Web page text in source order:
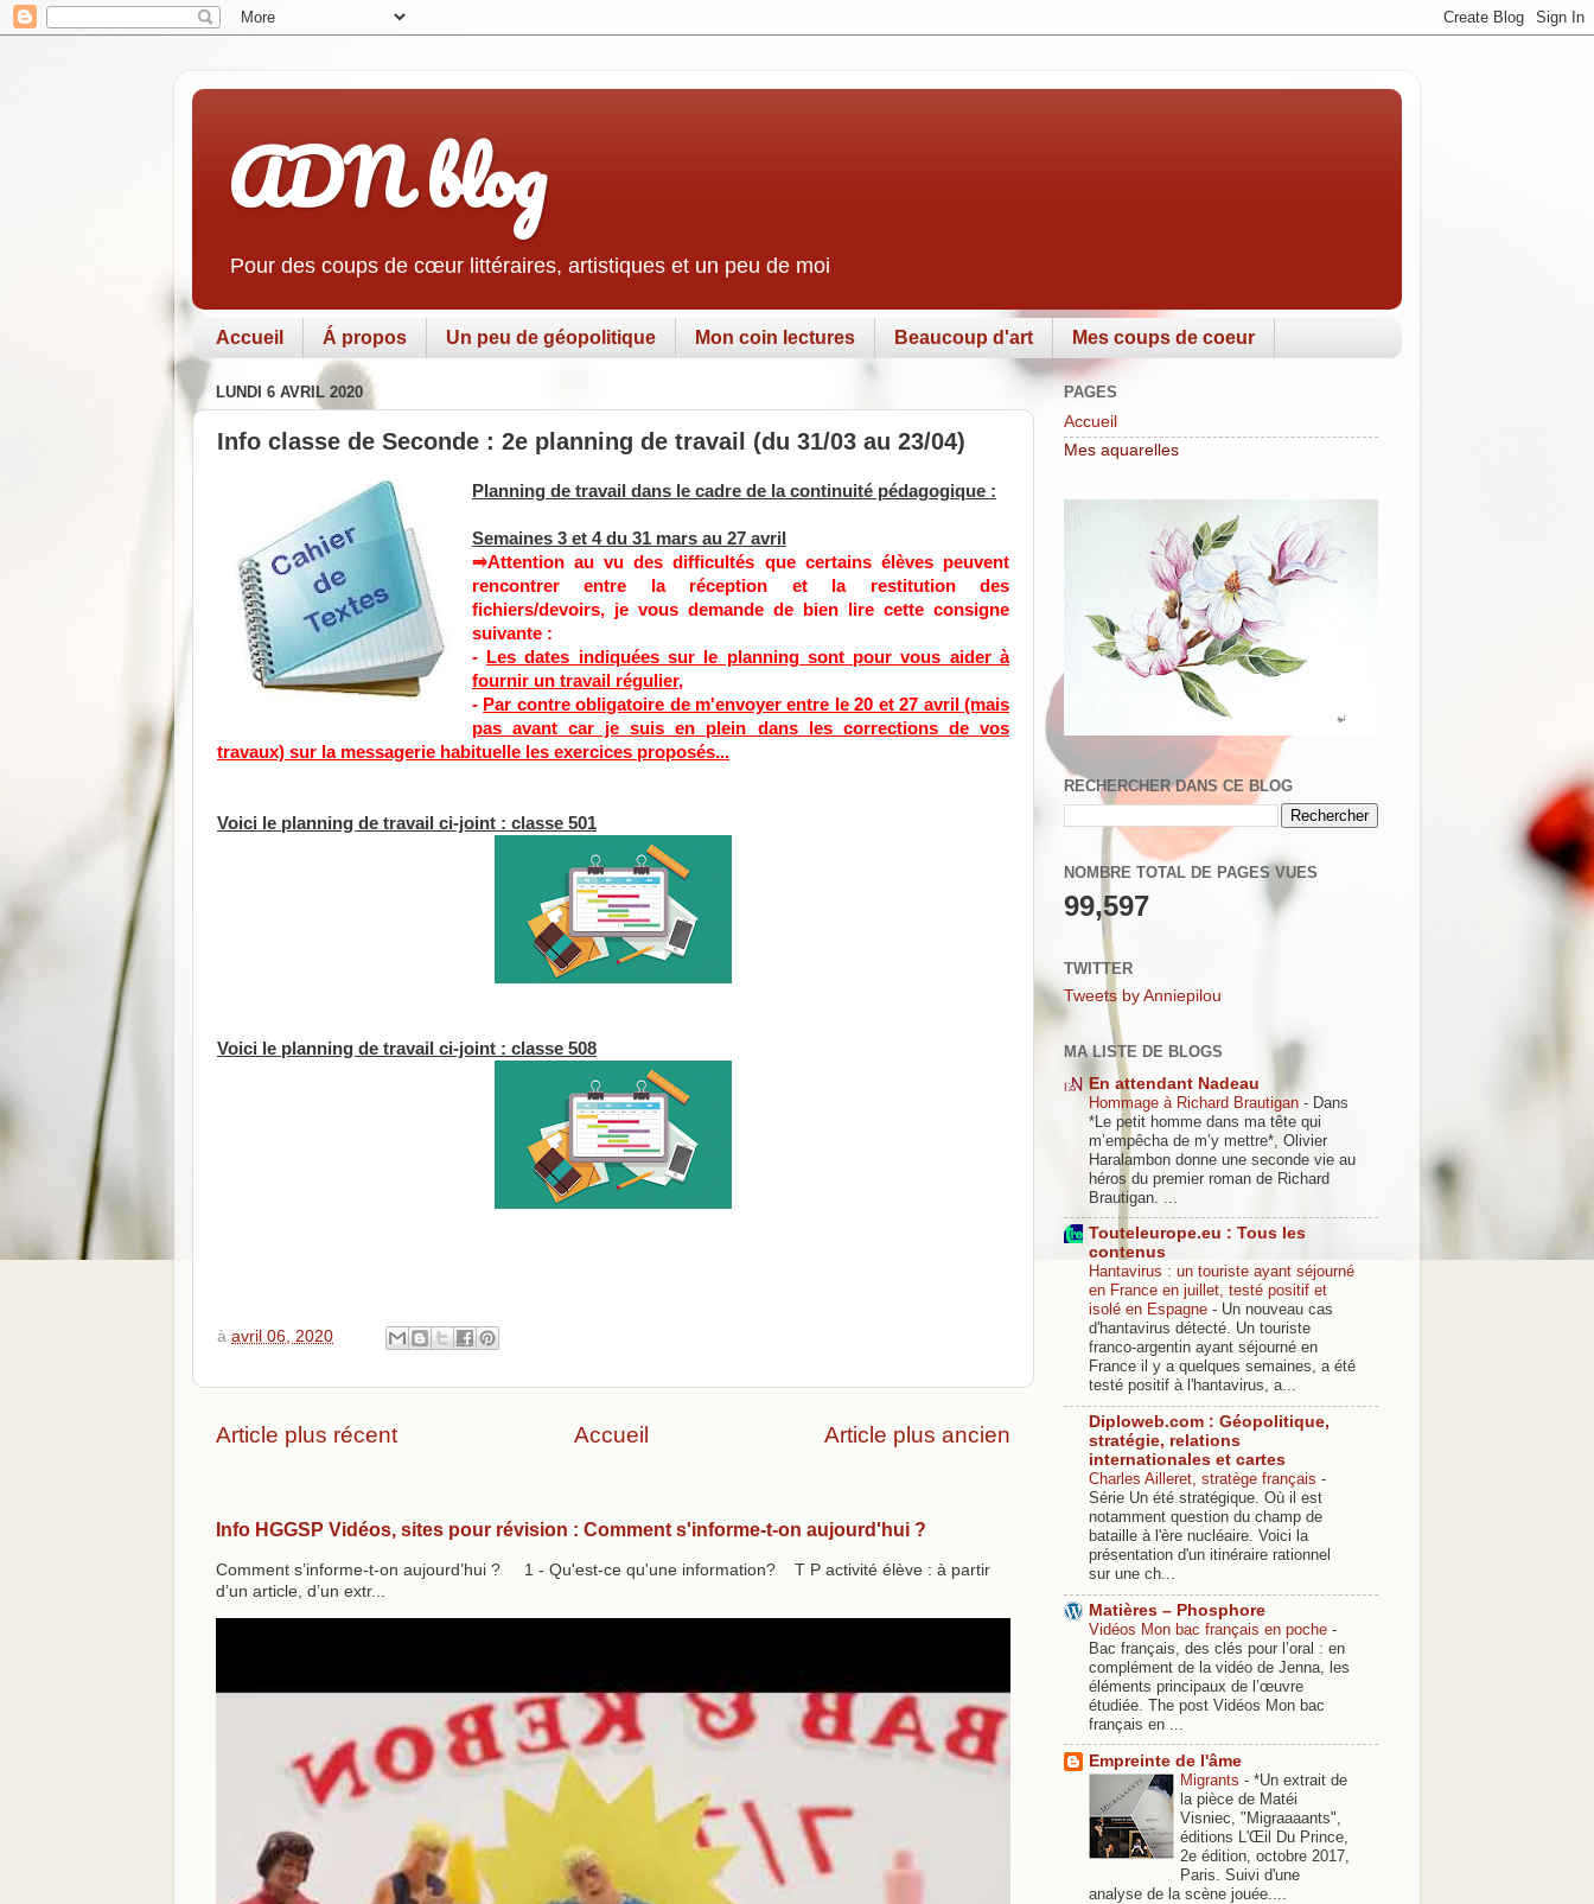
ADN blog
Pour des coups de cœur littéraires, artistiques et un peu de moi
Accueil Á propos Un peu de géopolitique Mon coin lectures Beaucoup d'art Mes coups de coeur
LUNDI 6 AVRIL 2020
Info classe de Seconde : 2e planning de travail (du 31/03 au 23/04)
Planning de travail dans le cadre de la continuité pédagogique :
Semaines 3 et 4 du 31 mars au 27 avril
⥤Attention au vu des difficultés que certains élèves peuvent
rencontrer entre la réception et la restitution des
fichiers/devoirs, je vous demande de bien lire cette consigne
suivante :
-
Les dates indiquées sur le planning sont pour vous aider à
fournir un travail régulier,
- Par contre obligatoire de m'envoyer entre le 20 et 27 avril (mais
pas avant car je suis en plein dans les corrections de vos
travaux) sur la messagerie habituelle les exercices proposés...
Voici le planning de travail ci-joint : classe 501
Voici le planning de travail ci-joint : classe 508
à avril 06, 2020
Article plus récent Article plus ancien
Accueil
Info HGGSP Vidéos, sites pour révision : Comment s'informe-t-on aujourd'hui ?
Comment s’informe-t-on aujourd’hui ? 1 - Qu'est-ce qu'une information? T P activité élève : à partir
d’un article, d’un extr...
PAGES
Accueil
Mes aquarelles
RECHERCHER DANS CE BLOG
NOMBRE TOTAL DE PAGES VUES
99,597
TWITTER
Tweets by Anniepilou
MA LISTE DE BLOGS
En attendant Nadeau
Hommage à Richard Brautigan - Dans
*Le petit homme dans ma tête qui
m’empêcha de m’y mettre*, Olivier
Haralambon donne une seconde vie au
héros du premier roman de Richard
Brautigan. ...
Touteleurope.eu : Tous les
contenus
Hantavirus : un touriste ayant séjourné
en France en juillet, testé positif et
isolé en Espagne - Un nouveau cas
d'hantavirus détecté. Un touriste
franco-argentin ayant séjourné en
France il y a quelques semaines, a été
testé positif à l'hantavirus, a...
Diploweb.com : Géopolitique,
stratégie, relations
internationales et cartes
Charles Ailleret, stratège français -
Série Un été stratégique. Où il est
notamment question du champ de
bataille à l'ère nucléaire. Voici la
présentation d'un itinéraire rationnel
sur une ch...
Matières – Phosphore
Vidéos Mon bac français en poche -
Bac français, des clés pour l’oral : en
complément de la vidéo de Jenna, les
éléments principaux de l’œuvre
étudiée. The post Vidéos Mon bac
français en ...
Empreinte de l'âme
Migrants - *Un extrait de
la pièce de Matéi
Visniec, "Migraaaants",
éditions L'Œil Du Prince,
2e édition, octobre 2017,
Paris. Suivi d'une
analyse de la scène jouée....